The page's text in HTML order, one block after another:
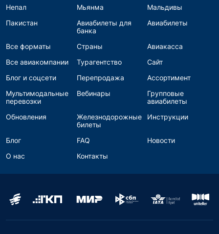
Непал
Мьянма
Мальдивы
Пакистан
Авиабилеты для
банка
Авиабилеты
Все форматы Страны
Авиакасса
Все авиакомпании
Турагентство
Сайт
Блог и соцсети
Перепродажа
Ассортимент
Мультимодальные
перевозки
Вебинары
Групповые
авиабилеты
Обновления
Железнодорожные
билеты
Инструкции
Блог FAQ
Новости
О нас
Контакты